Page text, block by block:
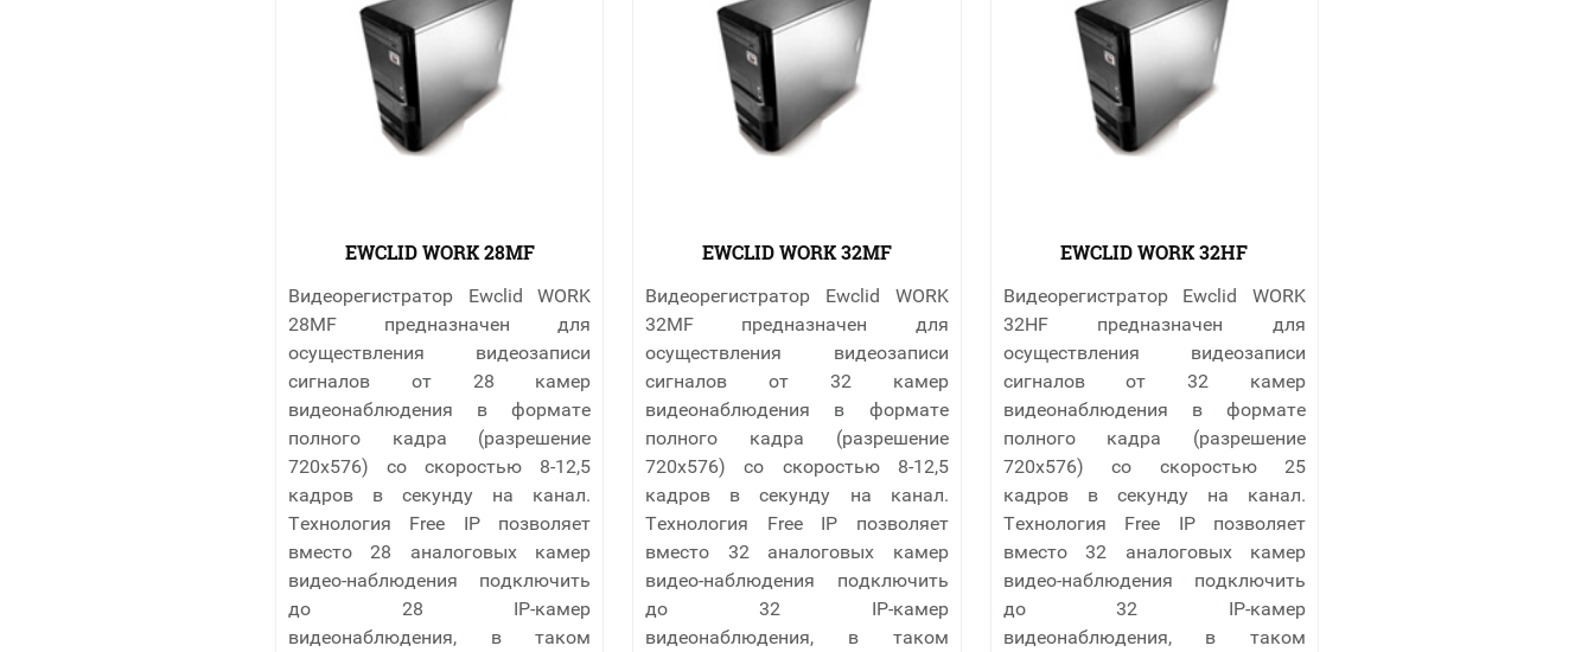
EWCLID WORK 28MF
Видеорегистратор Ewclid WORK
28MF предназначен для
осуществления видеозаписи
сигналов от 28 камер
видеонаблюдения в формате
полного кадра (разрешение
720х576) со скоростью 8-12,5
кадров в секунду на канал.
Технология Free IP позволяет
вместо 28 аналоговых камер
видео-наблюдения подключить
до 28 IP-камер
видеонаблюдения, в таком
EWCLID WORK 32MF
Видеорегистратор Ewclid WORK
32MF предназначен для
осуществления видеозаписи
сигналов от 32 камер
видеонаблюдения в формате
полного кадра (разрешение
720х576) со скоростью 8-12,5
кадров в секунду на канал.
Технология Free IP позволяет
вместо 32 аналоговых камер
видео-наблюдения подключить
до 32 IP-камер
видеонаблюдения, в таком
EWCLID WORK 32HF
Видеорегистратор Ewclid WORK
32HF предназначен для
осуществления видеозаписи
сигналов от 32 камер
видеонаблюдения в формате
полного кадра (разрешение
720х576) со скоростью 25
кадров в секунду на канал.
Технология Free IP позволяет
вместо 32 аналоговых камер
видео-наблюдения подключить
до 32 IP-камер
видеонаблюдения, в таком